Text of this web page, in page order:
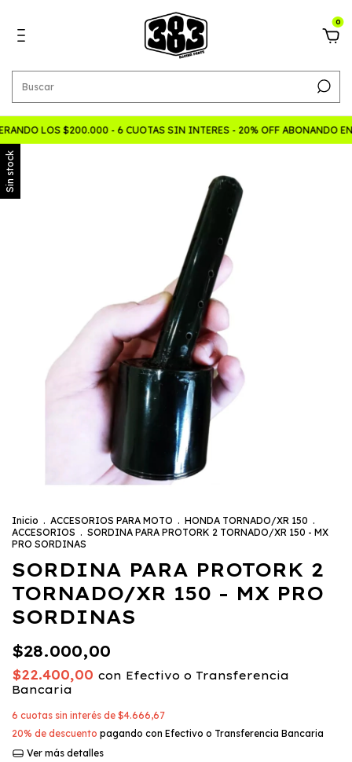
0
LOS $200.000 - 6 CUOTAS SIN INTERES - 20% OFF ABONANDO
Sin stock
Inicio . ACCESORIOS PARA MOTO . HONDA TORNADO/XR 150 .
ACCESORIOS . SORDINA PARA PROTORK 2 TORNADO/XR 150 - MX
PRO SORDINAS
SORDINA PARA PROTORK 2
TORNADO/XR 150 - MX PRO
SORDINAS
$28.000,00
$22.400,00 con Efectivo o Transferencia
Bancaria
6 cuotas sin interés de $4.666,67
20% de descuento pagando con Efectivo o Transferencia Bancaria
Ver más detalles